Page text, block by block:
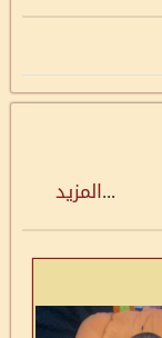
...المزيد